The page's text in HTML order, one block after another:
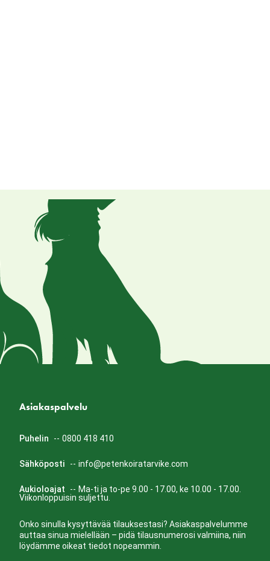
Asiakaspalvelu
Puhelin -- 0800 418 410
Sähköposti -- info@petenkoiratarvike.com
Aukioloajat -- Ma-ti ja to-pe 9.00 - 17.00, ke 10.00 - 17.00.
Viikonloppuisin suljettu.
Onko sinulla kysyttävää tilauksestasi? Asiakaspalvelumme
auttaa sinua mielellään – pidä tilausnumerosi valmiina, niin
löydämme oikeat tiedot nopeammin.